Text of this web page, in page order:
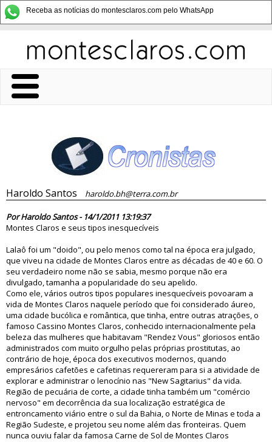
Receba as notícias do montesclaros.com pelo WhatsApp
Haroldo Santos
haroldo.bh@terra.com.br
Por Haroldo Santos - 14/1/2011 13:19:37
Montes Claros e seus tipos inesquecíveis
Lalaô foi um "doido", ou pelo menos como tal na época era julgado,
que viveu na cidade de Montes Claros entre as décadas de 40 e 60. O
seu verdadeiro nome não se sabia, mesmo porque não era
divulgado, tamanha a popularidade do seu apelido.
Como ele, vários outros tipos populares inesquecíveis povoaram a
vida de Montes Claros naquele período que foi considerado áureo,
uma cidade bucólica e romântica, que tinha, entre outras atrações, o
famoso Cassino Montes Claros, conhecido internacionalmente pela
beleza das mulheres que habitavam "Rendez Vous" gloriosos então
administrados com muito orgulho pelas próprias prostitutas, ao
contrário de hoje, época dos executivos modernos, quando
empresários cafetões e cafetinas requereram para si a atividade de
explorar e administrar o lenocínio nas "New Sagitarius" da vida.
Região de pecuária de corte, a cidade tinha também um "comércio
nervoso" em decorrência da sua localização estratégica de
entroncamento viário entre o sul da Bahia, o Norte de Minas e toda a
Região Sudeste, e projetou seu nome além das fronteiras. Quem
nunca ouviu falar da famosa Carne de Sol de Montes Claros